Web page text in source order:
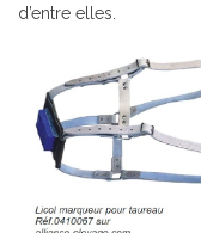
d’entre elles.